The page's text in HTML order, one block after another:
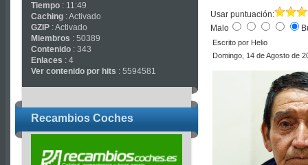
Tiempo : 11:49
Caching : Activado
GZIP : Activado
Miembros : 50389
Contenido : 343
Enlaces : 4
Ver contenido por hits : 5594581
Recambios Coches
Usar puntuación:
Malo
Escrito por Helio
Domingo, 14 de Agosto de